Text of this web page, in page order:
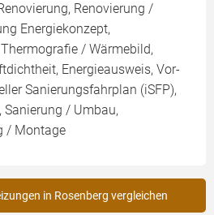
Renovierung /
Energiekonzept,
/ Wärmebild,
Energieausweis, Vor-
Sanierungsfahrplan (iSFP),
/ Umbau,
/ Montage
in Rosenberg vergleichen